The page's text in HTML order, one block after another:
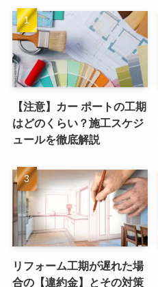
【注意】カー ポートの工期
はどのくらい？施工スケジ
ュールを徹底解説
リフォーム工期が遅れた場
合の【違約金】とその対策